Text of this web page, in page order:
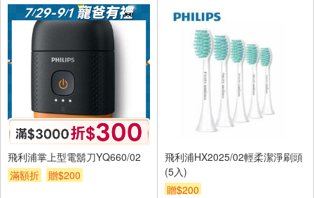
飛利浦掌上型電鬍刀YQ660/02
滿額折
贈$200
飛利浦HX2025/02輕柔潔淨刷頭
(5入)
贈$200